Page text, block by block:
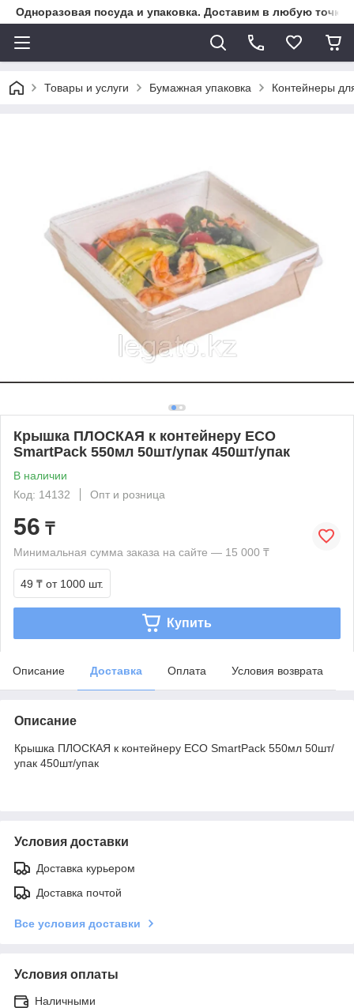
Одноразовая посуда и упаковка. Доставим в любую точку
Товары и услуги Бумажная упаковка Контейнеры
Крышка ПЛОСКАЯ к контейнеру ECO
SmartPack 550мл 50шт/упак 450шт/упак
В наличии
Код: 14132
Опт и розница
56 ₸
Минимальная сумма заказа на сайте — 15 000 ₸
49 ₸ от 1000 шт.
Купить
Описание Доставка Оплата Условия возврата
Описание
Крышка ПЛОСКАЯ к контейнеру ECO SmartPack 550мл 50шт/
упак 450шт/упак
Условия доставки
Доставка курьером
Доставка почтой
Все условия доставки
Условия оплаты
Наличными